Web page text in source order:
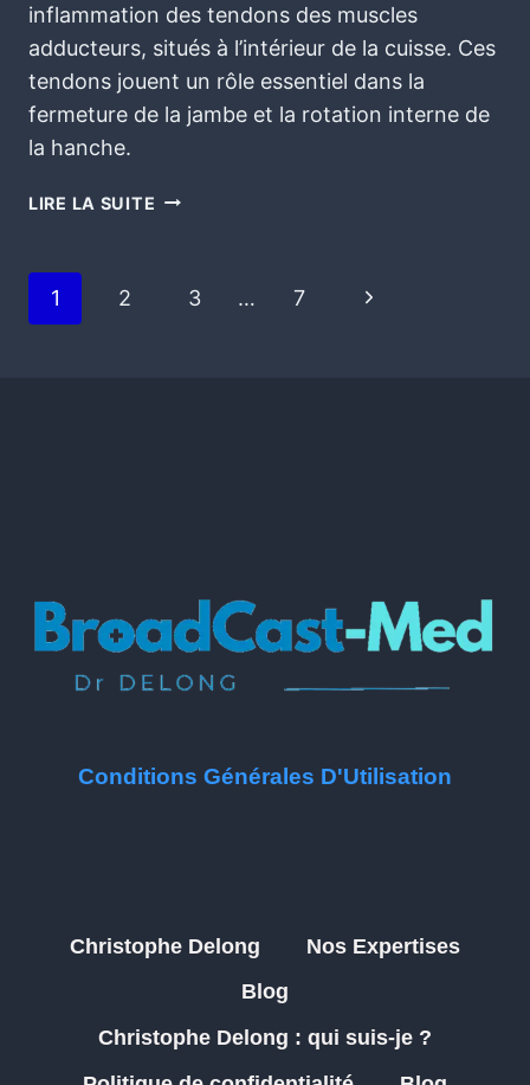
inflammation des tendons des muscles
adducteurs, situés à l’intérieur de la cuisse. Ces
tendons jouent un rôle essentiel dans la
fermeture de la jambe et la rotation interne de
la hanche.
LIRE LA SUITE
1 2 3 … 7
Conditions Générales D'Utilisation
Christophe Delong
Nos Expertises
Blog
Christophe Delong : qui suis-je ?